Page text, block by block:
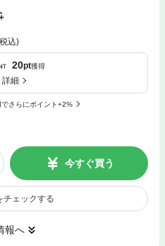
込)
20pt獲得
細
さらにポイント+2%
今すぐ買う
チェックする
報へ